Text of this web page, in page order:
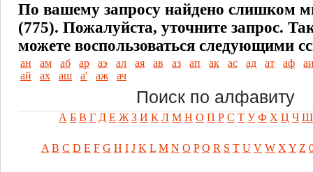
По вашему запросу найдено слишком
(775). Пожалуйста, уточните запрос.
можете воспользоваться следующими
ан ам аб ар аэ ал ая ав аз ап ак ас ад ат аф
ай
ах аш а' аж ач
Поиск по алфавиту
А Б В Г Д Е Ж З И К Л М Н О П Р С Т У Ф Х Ц Ч Ш
A B C D E F G H I J K L M N O P Q R S T U V W X Y Z